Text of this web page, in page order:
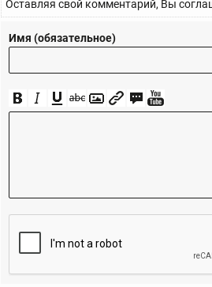
Оставляя свой комментарий, Вы
Имя (обязательное)